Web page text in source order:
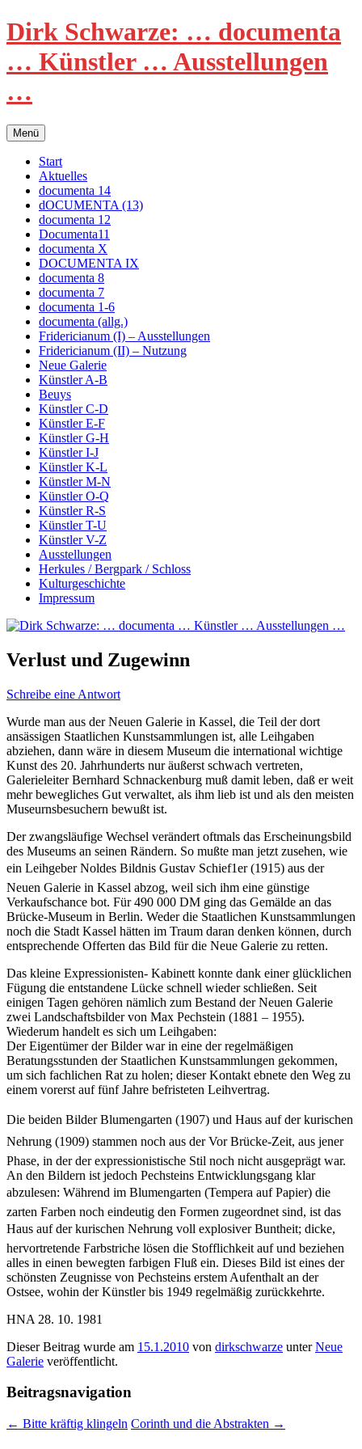
Zum
Inhalt
springen
Dirk Schwarze: … documenta
… Künstler … Ausstellungen
…
Menü
Start
Aktuelles
documenta 14
dOCUMENTA (13)
documenta 12
Documenta11
documenta X
DOCUMENTA IX
documenta 8
documenta 7
documenta 1-6
documenta (allg.)
Fridericianum (I) – Ausstellungen
Fridericianum (II) – Nutzung
Neue Galerie
Künstler A-B
Beuys
Künstler C-D
Künstler E-F
Künstler G-H
Künstler I-J
Künstler K-L
Künstler M-N
Künstler O-Q
Künstler R-S
Künstler T-U
Künstler V-Z
Ausstellungen
Herkules / Bergpark / Schloss
Kulturgeschichte
Impressum
Verlust und Zugewinn
Schreibe eine Antwort
Wurde man aus der Neuen Galerie in Kassel, die Teil der dort
ansässigen Staatlichen Kunstsammlungen ist, alle Leihgaben
abziehen, dann wäre in diesem Museum die international wichtige
Kunst des 20. Jahrhunderts nur äußerst schwach vertreten,
Galerieleiter Bernhard Schnackenburg muß damit leben, daß er weit
mehr bewegliches Gut verwaltet, als ihm lieb ist und als den meisten
Museurnsbesuchern bewußt ist.
Der zwangsläufige Wechsel verändert oftmals das Erscheinungsbild
des Museums an seinen Rändern. So mußte man jetzt zusehen, wie
ein Leihgeber Noldes Bildnis Gustav Schief1er (1915) aus der
Neuen Galerie in Kassel abzog, weil sich ihm eine günstige
Verkaufschance bot. Für 490 000 DM ging das Gemälde an das
Brücke-Museum in Berlin. Weder die Staatlichen Kunstsammlungen
noch die Stadt Kassel hätten im Traum daran denken können, durch
entsprechende Offerten das Bild für die Neue Galerie zu retten.
Das kleine Expressionisten- Kabinett konnte dank einer glücklichen
Fügung die entstandene Lücke schnell wieder schließen. Seit
einigen Tagen gehören nämlich zum Bestand der Neuen Galerie
zwei Landschaftsbilder von Max Pechstein (1881 – 1955).
Wiederum handelt es sich um Leihgaben:
Der Eigentümer der Bilder war in eine der regelmäßigen
Beratungsstunden der Staatlichen Kunstsammlungen gekommen,
um sich fachlichen Rat zu holen; dieser Kontakt ebnete den Weg zu
einem vorerst auf fünf Jahre befristeten Leihvertrag.
Die beiden Bilder Blumengarten (1907) und Haus auf der kurischen
Nehrung (1909) stammen noch aus der Vor Brücke-Zeit, aus jener
Phase, in der der expressionistische Stil noch nicht ausgeprägt war.
An den Bildern ist jedoch Pechsteins Entwicklungsgang klar
abzulesen: Während im Blumengarten (Tempera auf Papier) die
zarten Farben noch eindeutig den Formen zugeordnet sind, ist das
Haus auf der kurischen Nehrung voll explosiver Buntheit; dicke,
hervortretende Farbstriche lösen die Stofflichkeit auf und beziehen
alles in einen bewegten farbigen Fluß ein. Dieses Bild ist eines der
schönsten Zeugnisse von Pechsteins erstem Aufenthalt an der
Ostsee, wohin der Künstler bis 1949 regelmäßig zurückkehrte.
HNA 28. 10. 1981
Dieser Beitrag wurde am 15.1.2010 von dirkschwarze unterNeue
Galerie veröffentlicht.
Beitragsnavigation
← Bitte kräftig klingeln Corinth und die Abstrakten →